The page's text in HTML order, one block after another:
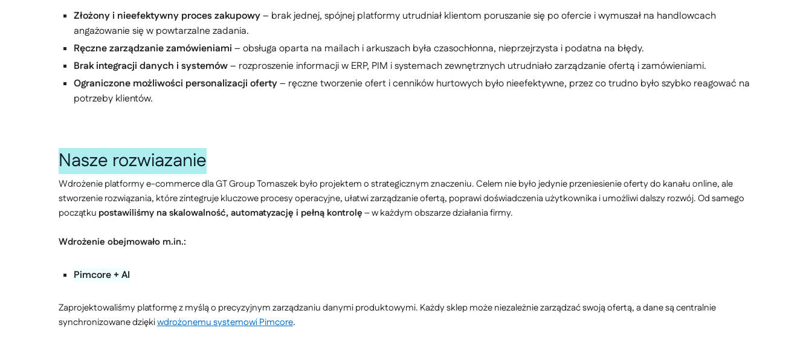
Złożony i nieefektywny proces zakupowy– brak jednej, spójnej platformy utrudniał klientom poruszanie się po ofercie i wymuszał na handlowcach
angażowanie się w powtarzalne zadania.
Ręczne zarządzanie zamówieniami – obsługa oparta na mailach i arkuszach była czasochłonna, nieprzejrzysta i podatna na błędy.
Brak integracji danych i systemów– rozproszenie informacji w ERP, PIM i systemach zewnętrznych utrudniało zarządzanie ofertą i zamówieniami.
Ograniczone możliwości personalizacji oferty– ręczne tworzenie ofert i cenników hurtowych było nieefektywne, przez co trudno było szybko reagować na
potrzeby klientów.
Nasze rozwiazanie
Wdrożenie platformy e-commerce dla GT Group Tomaszek było projektem o strategicznym znaczeniu. Celem nie było jedynie przeniesienie oferty do kanału online, ale
stworzenie rozwiązania, które zintegruje kluczowe procesy operacyjne, ułatwi zarządzanie ofertą, poprawi doświadczenia użytkownika i umożliwi dalszy rozwój. Od samego
początku postawiliśmy na skalowalność, automatyzację i pełną kontrolę– w każdym obszarze działania firmy.
Wdrożenie obejmowało m.in.:
Pimcore + AI
Zaprojektowaliśmy platformę z myślą o precyzyjnym zarządzaniu danymi produktowymi. Każdy sklep może niezależnie zarządzać swoją ofertą, a dane są centralnie
synchronizowane dziękiwdrożonemu systemowi Pimcore.